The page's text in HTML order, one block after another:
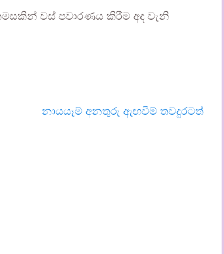
වස් පවාරණය කිරීම අද වැනි
නායයෑම් අනතුරු ඇඟවීම් තවදුරටත්